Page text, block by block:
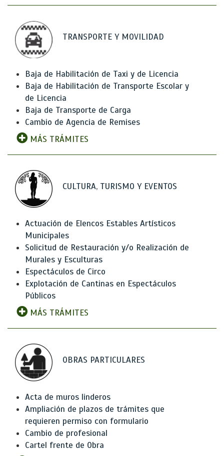
TRANSPORTE Y MOVILIDAD
Baja de Habilitación de Taxi y de Licencia
Baja de Habilitación de Transporte Escolar y
de Licencia
Baja de Transporte de Carga
Cambio de Agencia de Remises
MÁS TRÁMITES
CULTURA, TURISMO Y EVENTOS
Actuación de Elencos Estables Artísticos
Municipales
Solicitud de Restauración y/o Realización de
Murales y Esculturas
Espectáculos de Circo
Explotación de Cantinas en Espectáculos
Públicos
MÁS TRÁMITES
OBRAS PARTICULARES
Acta de muros linderos
Ampliación de plazos de trámites que
requieren permiso con formulario
Cambio de profesional
Cartel frente de Obra